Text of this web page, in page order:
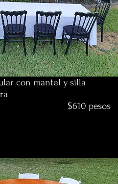
con mantel y silla
pesos